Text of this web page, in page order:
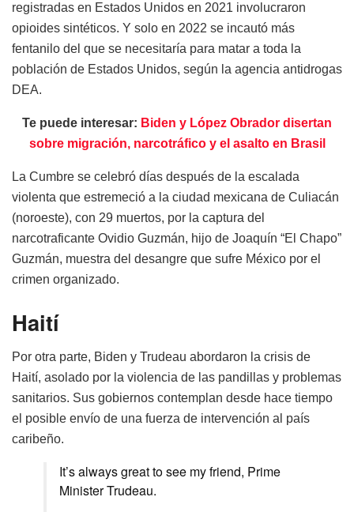
registradas en Estados Unidos en 2021 involucraron
opioides sintéticos. Y solo en 2022 se incautó más
fentanilo del que se necesitaría para matar a toda la
población de Estados Unidos, según la agencia antidrogas
DEA.
Te puede interesar: Biden y López Obrador disertan
sobre migración, narcotráfico y el asalto en Brasil
La Cumbre se celebró días después de la escalada
violenta que estremeció a la ciudad mexicana de Culiacán
(noroeste), con 29 muertos, por la captura del
narcotraficante Ovidio Guzmán, hijo de Joaquín “El Chapo”
Guzmán, muestra del desangre que sufre México por el
crimen organizado.
Haití
Por otra parte, Biden y Trudeau abordaron la crisis de
Haití, asolado por la violencia de las pandillas y problemas
sanitarios. Sus gobiernos contemplan desde hace tiempo
el posible envío de una fuerza de intervención al país
caribeño.
It’s always great to see my friend, Prime
Minister Trudeau.